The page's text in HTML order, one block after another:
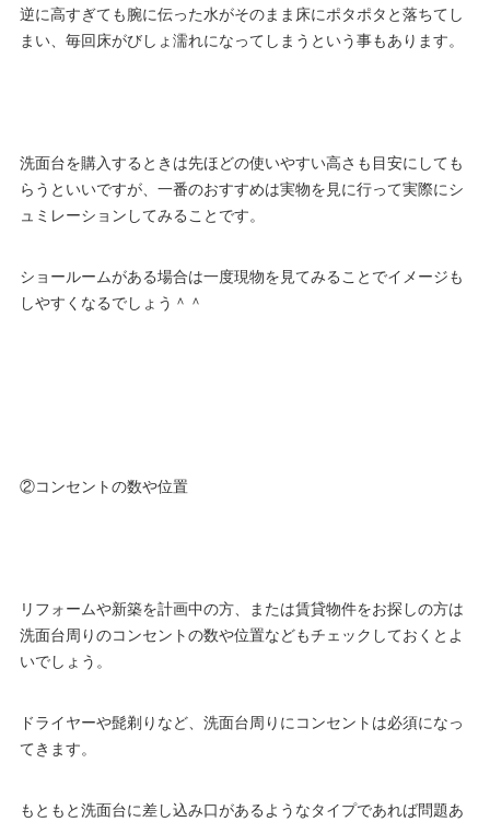
逆に高すぎても腕に伝った水がそのまま床にポタポタと落ちてし
まい、毎回床がびしょ濡れになってしまうという事もあります。
洗面台を購入するときは先ほどの使いやすい高さも目安にしても
らうといいですが、一番のおすすめは実物を見に行って実際にシ
ュミレーションしてみることです。
ショールームがある場合は一度現物を見てみることでイメージも
しやすくなるでしょう＾＾
②コンセントの数や位置
リフォームや新築を計画中の方、または賃貸物件をお探しの方は
洗面台周りのコンセントの数や位置などもチェックしておくとよ
いでしょう。
ドライヤーや髭剃りなど、洗面台周りにコンセントは必須になっ
てきます。
もともと洗面台に差し込み口があるようなタイプであれば問題あ